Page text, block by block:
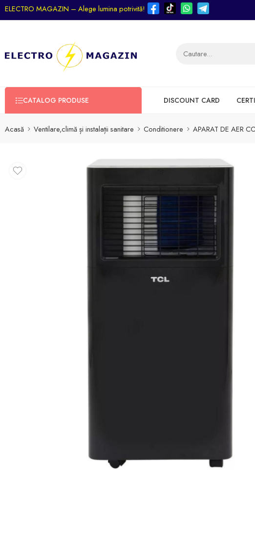
ELECTRO MAGAZIN – Alege lumina potrivită!
CATALOG PRODUSE DISCOUNT CARD
Acasă Ventilare,climă și instalații sanitare Conditionere APARAT DE AER